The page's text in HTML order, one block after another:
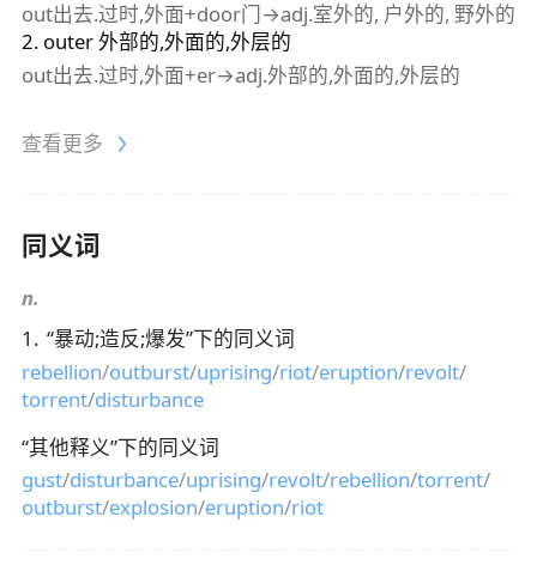
out出去.过时,外面+door门→adj.室外的, 户外的, 野外的
2. outer外部的,外面的,外层的
out出去.过时,外面+er→adj.外部的,外面的,外层的
查看更多
同义词
n.
1 . “暴动;造反;爆发”下的同义词
rebellion/outburst/uprising/riot/eruption/revolt/
torrent/disturbance
“其他释义”下的同义词
gust/disturbance/uprising/revolt/rebellion/torrent/
outburst/explosion/eruption/riot